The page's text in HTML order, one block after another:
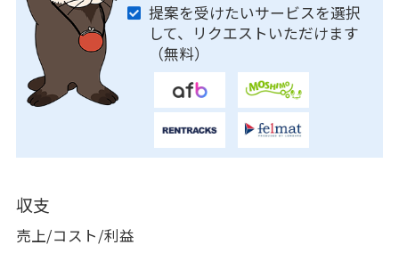
提案を受けたいサービスを選択
して、リクエストいただけます
（無料）
収支
売上/コスト/利益